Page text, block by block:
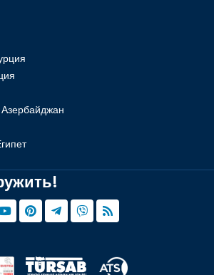
бухта Ялыкавак, Бодрум
Азербайджан